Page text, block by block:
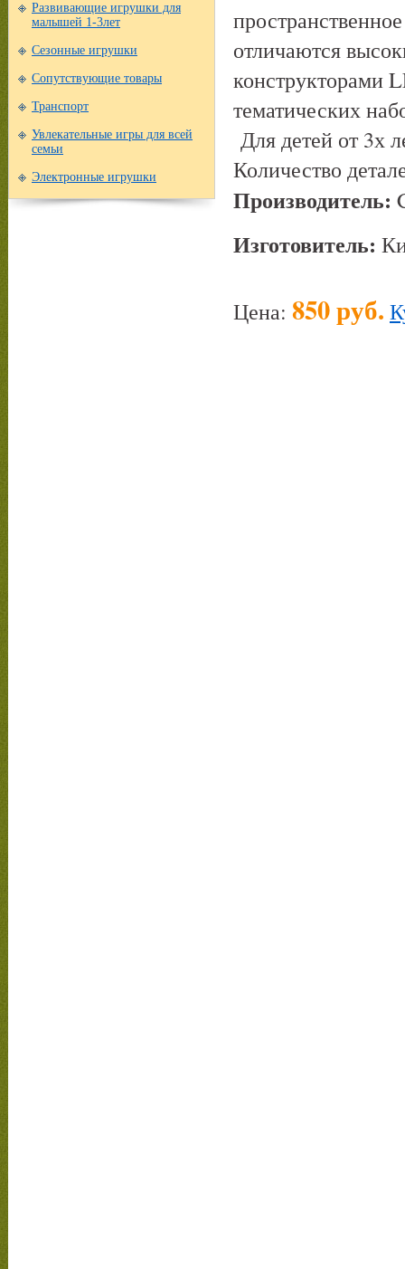
Развивающие игрушки для
малышей 1-3лет
Сезонные игрушки
Сопутствующие товары
Транспорт
Увлекательные игры для всей
семьи
Электронные игрушки
отличаются
конструкторами
тематических
Для детей от 3х
Количество
Производитель:
Изготовитель:
Цена: 850 руб.